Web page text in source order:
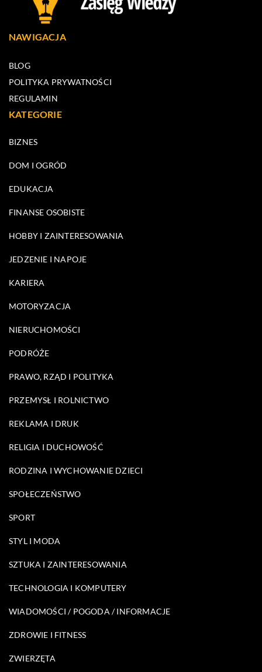
NAWIGACJA
BLOG
POLITYKA PRYWATNOŚCI
REGULAMIN
KATEGORIE
BIZNES
DOM I OGRÓD
EDUKACJA
FINANSE OSOBISTE
HOBBY I ZAINTERESOWANIA
JEDZENIE I NAPOJE
KARIERA
MOTORYZACJA
NIERUCHOMOŚCI
PODRÓŻE
PRAWO, RZĄD I POLITYKA
PRZEMYSŁ I ROLNICTWO
REKLAMA I DRUK
RELIGIA I DUCHOWOŚĆ
RODZINA I WYCHOWANIE DZIECI
SPOŁECZEŃSTWO
SPORT
STYL I MODA
SZTUKA I ZAINTERESOWANIA
TECHNOLOGIA I KOMPUTERY
WIADOMOŚCI / POGODA / INFORMACJE
ZDROWIE I FITNESS
ZWIERZĘTA